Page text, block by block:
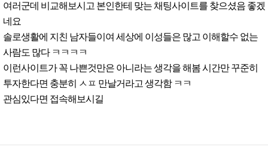
여러군데 비교해보시고 본인한테 맞는 채팅사이트를 찾으셨음 좋겠
네요
솔로생활에 지친 남자들이여 세상에 이성들은 많고 이해할수 없는
사람도 많다 ㅋㅋㅋㅋ
이런사이트가 꼭 나쁜것만은 아니라는 생각을 해봄 시간만 꾸준히
투자한다면 충분히 ㅅㅍ 만날거라고 생각함 ㅋㅋ
관심있다면 접속해보시길